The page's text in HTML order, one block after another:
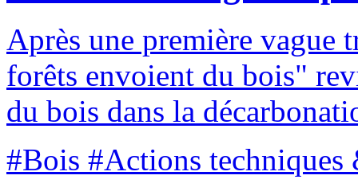
Après une première vague
forêts envoient du bois"
du bois dans la
#Bois #Actions techniques